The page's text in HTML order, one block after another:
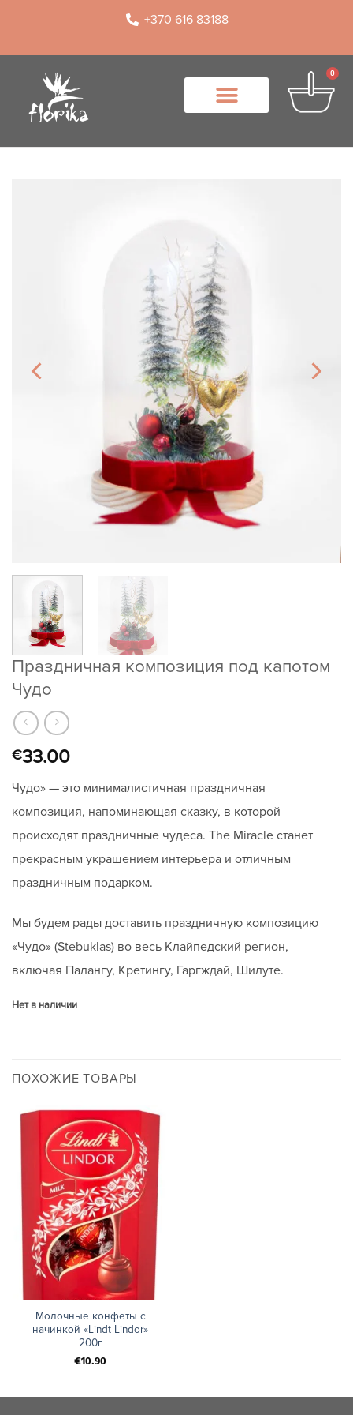
+370 616 83188
0
Праздничная композиция под капотом
Чудо
€33.00
Чудо» — это минималистичная праздничная
композиция, напоминающая сказку, в которой
происходят праздничные чудеса. The Miracle станет
прекрасным украшением интерьера и отличным
праздничным подарком.
Мы будем рады доставить праздничную композицию
«Чудо» (Stebuklas) во весь Клайпедский регион,
включая Палангу, Кретингу, Гаргждай, Шилуте.
Нет в наличии
ПОХОЖИЕ ТОВАРЫ
Молочные конфеты с
начинкой «Lindt Lindor»
200г
€10.90